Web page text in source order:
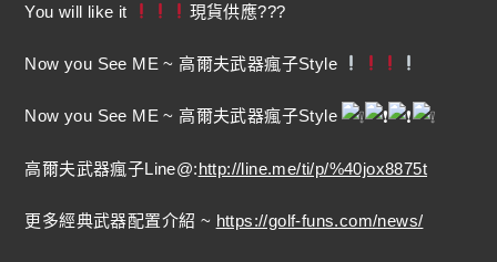
You will like it 現貨供應???
Now you See ME ~ 高爾夫武器瘋子Style
Now you See ME ~ 高爾夫武器瘋子Style
高爾夫武器瘋子Line@:http://line.me/ti/p/%40jox8875t
更多經典武器配置介紹 ~ https://golf-funs.com/news/